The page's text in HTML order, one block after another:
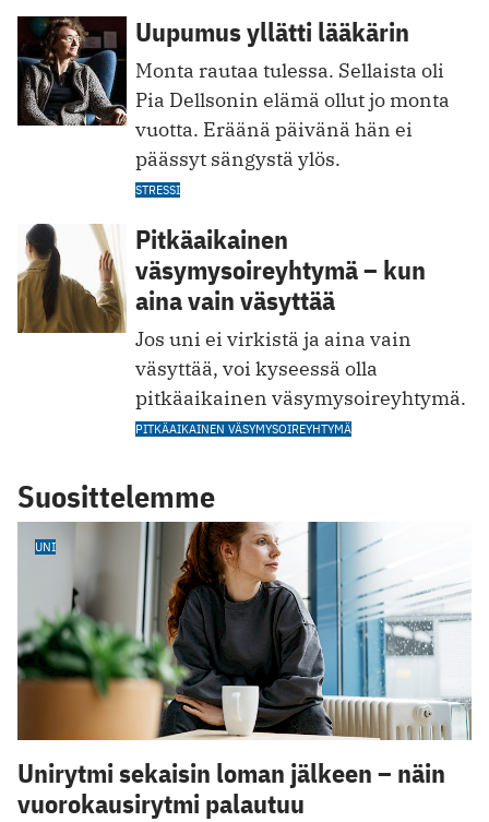
Uupumus yllätti lääkärin
Monta rautaa tulessa. Sellaista oli
Pia Dellsonin elämä ollut jo monta
vuotta. Eräänä päivänä hän ei
päässyt sängystä ylös.
STRESSI
Pitkäaikainen
väsymysoireyhtymä – kun
aina vain väsyttää
Jos uni ei virkistä ja aina vain
väsyttää, voi kyseessä olla
pitkäaikainen väsymysoireyhtymä.
PITKÄAIKAINEN VÄSYMYSOIREYHTYMÄ
Suosittelemme
UNI
Unirytmi sekaisin loman jälkeen – näin
vuorokausirytmi palautuu